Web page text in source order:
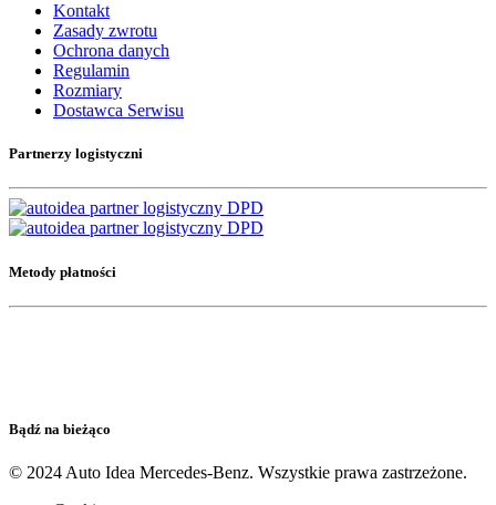
Kontakt
Zasady zwrotu
Ochrona danych
Regulamin
Rozmiary
Dostawca Serwisu
Partnerzy logistyczni
Metody płatności
Bądź na bieżąco
© 2024 Auto Idea Mercedes-Benz. Wszystkie prawa zastrzeżone.